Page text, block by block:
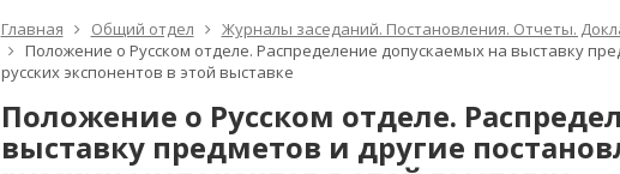
Главная Общий отдел
Журналы заседаний. Постановления. Отчеты.
Положение о Русском отделе. Распределение допускаемых на выставку
русских экспонентов в этой выставке
Положение о Русском отделе.
выставку предметов и другие